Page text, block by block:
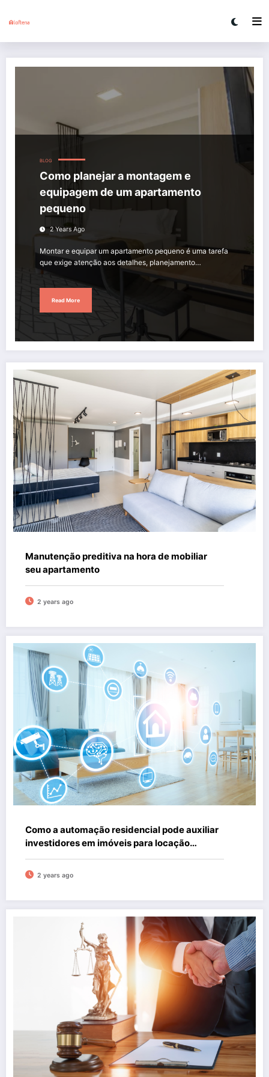
content
Como planejar a montagem e equipagem de um apartamento pequeno
BLOG
Como planejar a montagem e
equipagem de um apartamento
pequeno
2 Years Ago
Montar e equipar um apartamento pequeno é uma tarefa
que exige atenção aos detalhes, planejamento…
Read More
Manutenção preditiva na hora de mobiliar
seu apartamento
2 years ago
Como a automação residencial pode auxiliar
investidores em imóveis para locação
shortstay
2 years ago